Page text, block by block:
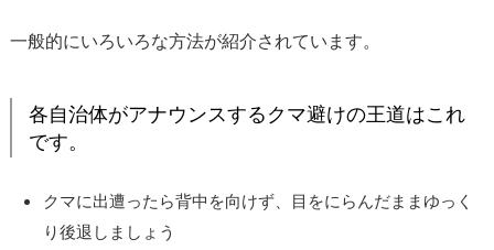
一般的にいろいろな方法が紹介されています。
各自治体がアナウンスするクマ避けの王道はこれ
です。
クマに出遭ったら背中を向けず、目をにらんだままゆっく
り後退しましょう